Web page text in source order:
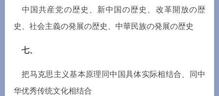
中国共産党の歴史、新中国の歴史、改革開放の歴
史、社会主義の発展の歴史、中華民族の発展の歴史
七、
把马克思主 义基本原理同中国具体实际相结合、同中
华优秀传统文化相结合